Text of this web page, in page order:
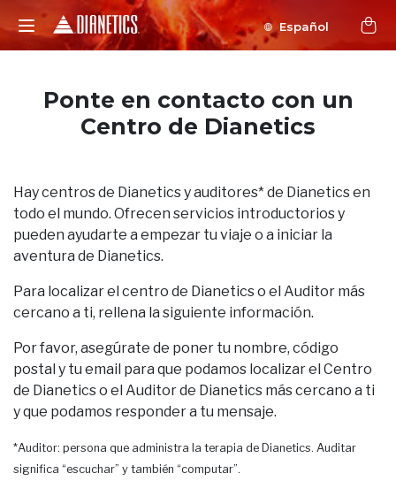
Español
Ponte en contacto con un
Centro de Dianetics
Hay centros de Dianetics y auditores* de Dianetics en
todo el mundo. Ofrecen servicios introductorios y
pueden ayudarte a empezar tu viaje o a iniciar la
aventura de Dianetics.
Para localizar el centro de Dianetics o el Auditor más
cercano a ti, rellena la siguiente información.
Por favor, asegúrate de poner tu nombre, código
postal y tu email para que podamos localizar el Centro
de Dianetics o el Auditor de Dianetics más cercano a ti
y que podamos responder a tu mensaje.
*Auditor: persona que administra la terapia de Dianetics. Auditar
significa “escuchar” y también “computar”.